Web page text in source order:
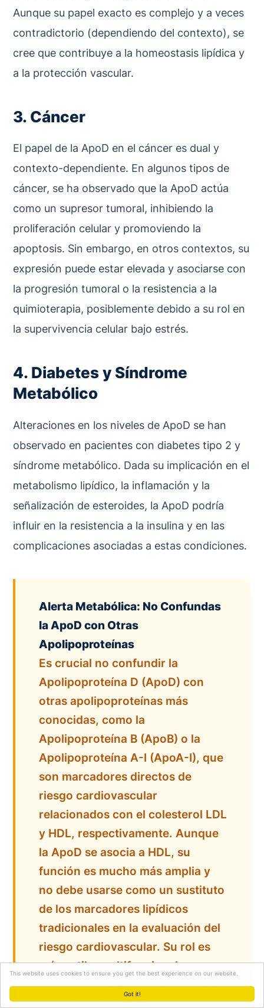
Got it!
This website uses cookies to ensure you get the best experience on our website.
Aunque su papel exacto es complejo y a veces
contradictorio (dependiendo del contexto), se
cree que contribuye a la homeostasis lipídica y
a la protección vascular.
3. Cáncer
El papel de la ApoD en el cáncer es dual y
contexto-dependiente. En algunos tipos de
cáncer, se ha observado que la ApoD actúa
como un supresor tumoral, inhibiendo la
proliferación celular y promoviendo la
apoptosis. Sin embargo, en otros contextos, su
expresión puede estar elevada y asociarse con
la progresión tumoral o la resistencia a la
quimioterapia, posiblemente debido a su rol en
la supervivencia celular bajo estrés.
4. Diabetes y Síndrome
Metabólico
Alteraciones en los niveles de ApoD se han
observado en pacientes con diabetes tipo 2 y
síndrome metabólico. Dada su implicación en el
metabolismo lipídico, la inflamación y la
señalización de esteroides, la ApoD podría
influir en la resistencia a la insulina y en las
complicaciones asociadas a estas condiciones.
Alerta Metabólica: No Confundas
la ApoD con Otras
Apolipoproteínas
Es crucial no confundir la
Apolipoproteína D (ApoD) con
otras apolipoproteínas más
conocidas, como la
Apolipoproteína B (ApoB) o la
Apolipoproteína A-I (ApoA-I), que
son marcadores directos de
riesgo cardiovascular
relacionados con el colesterol LDL
y HDL, respectivamente. Aunque
la ApoD se asocia a HDL, su
función es mucho más amplia y
no debe usarse como un sustituto
de los marcadores lipídicos
tradicionales en la evaluación del
riesgo cardiovascular. Su rol es
más sutil y multifuncional,
centrado en la protección celular
y el transporte especializado.